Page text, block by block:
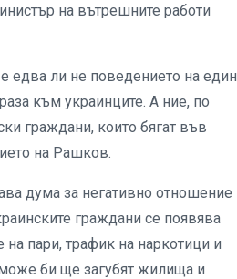
на вътрешните работи
е едва ли не поведението на един
към украинците. А ние, по
граждани, които бягат във
на Рашков.
дума за негативно отношение
граждани се появява
на пари, трафик на наркотици и
би ще загубят жилища и